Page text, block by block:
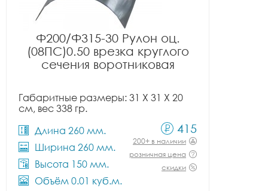
Ф200/Ф315-30 Рулон оц.
(08ПС)0.50 врезка круглого
сечения воротниковая
Габаритные размеры: 31 X 31 X 20
см, вес 338 гр.
Длина 260 мм.
Ширина 260 мм.
Высота 150 мм.
Объём 0.01 куб.м.
415
200+ в наличии
розничная цена
скидки